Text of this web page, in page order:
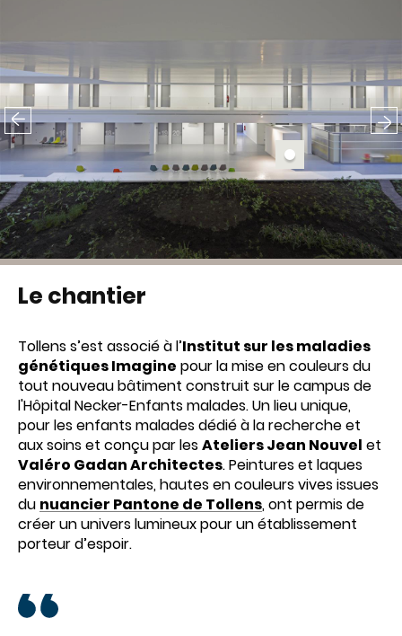
Previous
Le chantier
Tollens s’est associé à l’Institut sur les maladies
génétiques Imagine pour la mise en couleurs du
tout nouveau bâtiment construit sur le campus de
l'Hôpital Necker-Enfants malades. Un lieu unique,
pour les enfants malades dédié à la recherche et
aux soins et conçu par lesAteliers Jean Nouvel et
Valéro Gadan Architectes. Peintures et laques
environnementales, hautes en couleurs vives issues
du nuancier Pantone de Tollens, ont permis de
créer un univers lumineux pour un établissement
porteur d’espoir.